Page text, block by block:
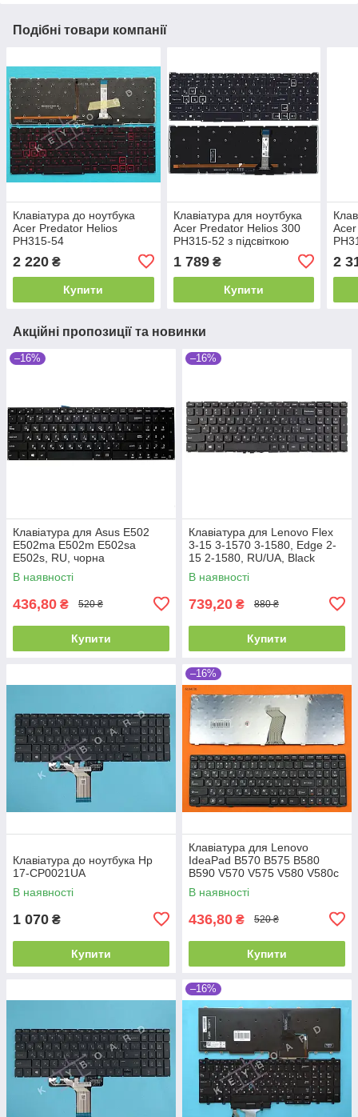
Подібні товари компанії
Клавіатура до ноутбука
Acer Predator Helios
PH315-54
2 220 ₴
Купити
Клавіатура для ноутбука
Acer Predator Helios 300
PH315-52 з підсвіткою
Frame), RU. Увага, вузький
шлейф!
1 789₴
Купити
2
Акційні пропозиції та новинки
–16%
Клавіатура для Asus E502
E502ma E502m E502sa
E502s, RU, чорна
В наявності
436,80 ₴ 520 ₴
Купити
–16%
Клавіатура для Lenovo Flex
3-15 3-1570 3-1580, Edge 2-
15 2-1580, RU/UA, Black
В наявності
739,20 ₴ 880 ₴
Купити
Клавіатура до ноутбука Hp
17-CP0021UA
В наявності
1 070 ₴
Купити
–16%
Клавіатура для Lenovo
IdeaPad B570 B575 B580
B590 V570 V575 V580 V580c
Z570 Z575, RU, (Black,
Аналог)
В наявності
436,80 ₴ 520 ₴
Купити
–16%